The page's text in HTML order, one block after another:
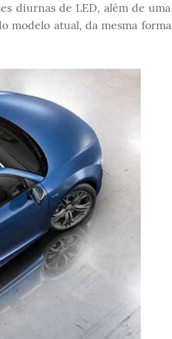
diurnas de LED, além de uma
modelo atual, da mesma forma